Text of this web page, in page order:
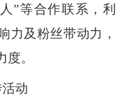
”等合作联系，利
力及粉丝带动力，
。
动